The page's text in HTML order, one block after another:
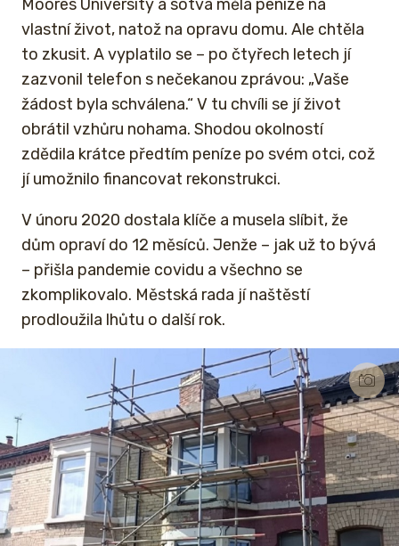
Moores University a sotva měla peníze na
vlastní život, natož na opravu domu. Ale chtěla
to zkusit. A vyplatilo se – po čtyřech letech jí
zazvonil telefon s nečekanou zprávou: „Vaše
žádost byla schválena.“ V tu chvíli se jí život
obrátil vzhůru nohama. Shodou okolností
zdědila krátce předtím peníze po svém otci, což
jí umožnilo financovat rekonstrukci.
V únoru 2020 dostala klíče a musela slíbit, že
dům opraví do 12 měsíců. Jenže – jak už to bývá
– přišla pandemie covidu a všechno se
zkomplikovalo. Městská rada jí naštěstí
prodloužila lhůtu o další rok.